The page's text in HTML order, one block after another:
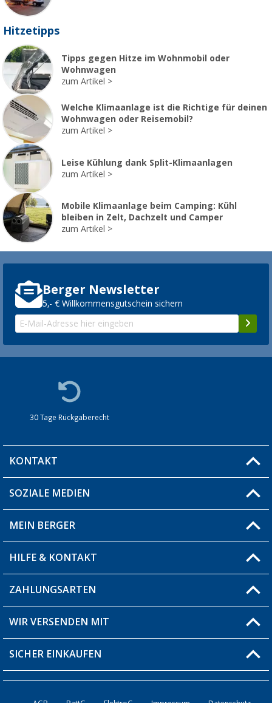
Hitzetipps
Tipps gegen Hitze im Wohnmobil oder
Wohnwagen
zum Artikel
Welche Klimaanlage ist die Richtige für deinen
Wohnwagen oder Reisemobil?
zum Artikel
Leise Kühlung dank Split-Klimaanlagen
zum Artikel
Mobile Klimaanlage beim Camping: Kühl
bleiben in Zelt, Dachzelt und Camper
zum Artikel
Berger Newsletter
5,- € Willkommensgutschein sichern
30 Tage Rückgaberecht
KONTAKT
Du hast eine Frage?
Filiale finden
SOZIALE MEDIEN
MEIN BERGER
Blog
Produkttester
Über uns
HILFE & KONTAKT
Fragen & Antworten / FAQ
Versandinformationen
Bestellstatus
ZAHLUNGSARTEN
WIR VERSENDEN MIT
SICHER EINKAUFEN